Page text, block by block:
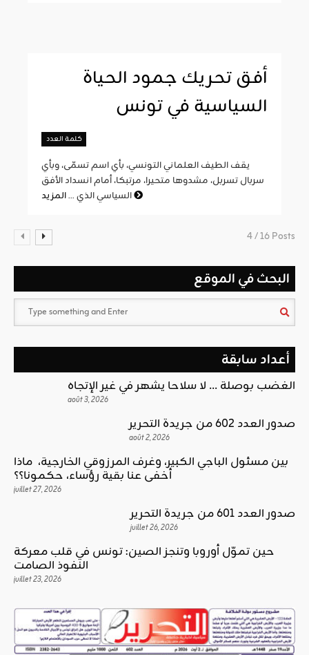
أفق تحريك جمود الحياة
السياسية في تونس
كلمة العدد
يقف الطيف العلماني التونسي، بأي اسم تسمّى، وبأي
سربال تسربل، مشدوها متحيرا، مرتبكا، أمام انسداد الأفق
السياسي الذي ...
4 / 16 Posts
البحث في الموقع
أعداد سابقة
الغضب بوصلة … لا سلاحا يشهر في غير الإتجاه
août 3, 2026
صدور العدد 602 من جريدة التحرير
août 2, 2026
بين مسئول الباجي الكبير، وغرف المرزوقي الخارجية، ماذا
أخفى عنا بقية رؤساء، حكمونا؟؟
juillet 27, 2026
صدور العدد 601 من جريدة التحرير
juillet 26, 2026
حين تموّل أوروبا وتنجز الصين: تونس في قلب معركة
النفوذ الصامت
juillet 23, 2026